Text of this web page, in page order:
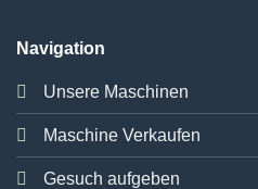
Navigation
Unsere Maschinen
Maschine Verkaufen
Gesuch aufgeben